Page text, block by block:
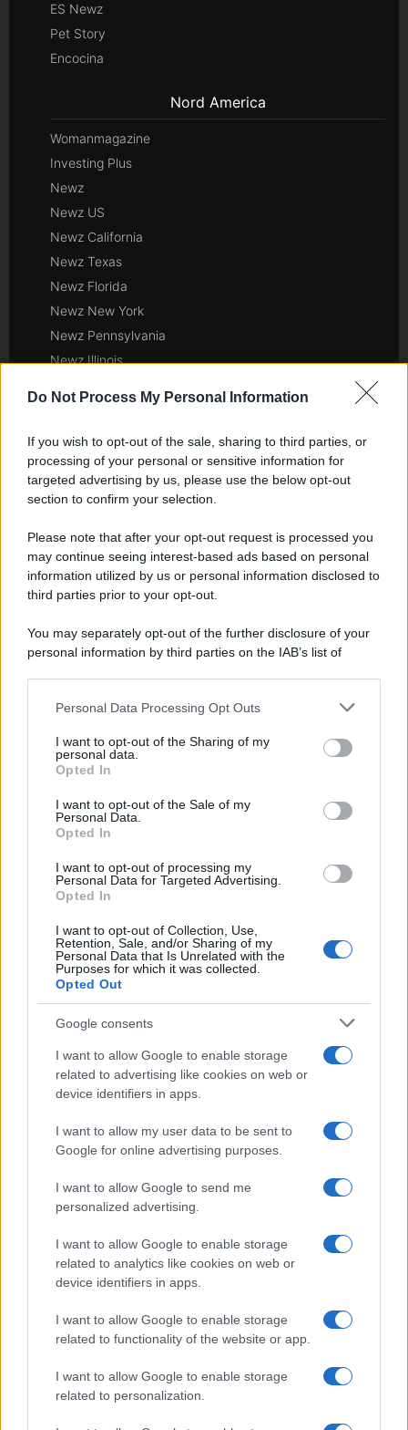
Do Not Process My Personal Information
If you wish to opt-out of the sale, sharing to third parties, or
processing of your personal or sensitive information for
targeted advertising by us, please use the below opt-out
section to confirm your selection.
Please note that after your opt-out request is processed you
may continue seeing interest-based ads based on personal
information utilized by us or personal information disclosed to
third parties prior to your opt-out.
You may separately opt-out of the further disclosure of your
personal information by third parties on the IAB’s list of
This information may also be disclosed by us to third parties
disclose it to other third parties.
Please note that this website/app uses one or more Google
services and may gather and store information including but
not limited to your visit or usage behaviour. You may click to
grant or deny consent to Google and its third-party tags to
consent section.
Personal Data Processing Opt Outs
I want to opt-out of the Sharing of my
personal data.
Opted In
I want to opt-out of the Sale of my
Personal Data.
Opted In
I want to opt-out of processing my
Personal Data for Targeted Advertising.
Opted In
I want to opt-out of Collection, Use,
Retention, Sale, and/or Sharing of my
Personal Data that Is Unrelated with the
Purposes for which it was collected.
Opted Out
Google consents
I want to allow Google to enable storage
related to advertising like cookies on web or
device identifiers in apps.
I want to allow my user data to be sent to
Google for online advertising purposes.
I want to allow Google to send me
personalized advertising.
I want to allow Google to enable storage
related to analytics like cookies on web or
device identifiers in apps.
I want to allow Google to enable storage
related to functionality of the website or app.
I want to allow Google to enable storage
related to personalization.
ES Newz
Pet Story
Encocina
Nord America
Womanmagazine
Investing Plus
Newz
Newz US
Newz California
Newz Texas
Newz Florida
Newz New York
Newz Pennsylvania
Newz Illinois
Hig Tech Mag
Scoop Mag
Lgbtqia News
Motors Magazine 365
Day Travel 365
Home Magazine 365
Cineverse Magazine
SecondHomeMagazine
Investieren24
News Hub UK
Olanda
NL Newz